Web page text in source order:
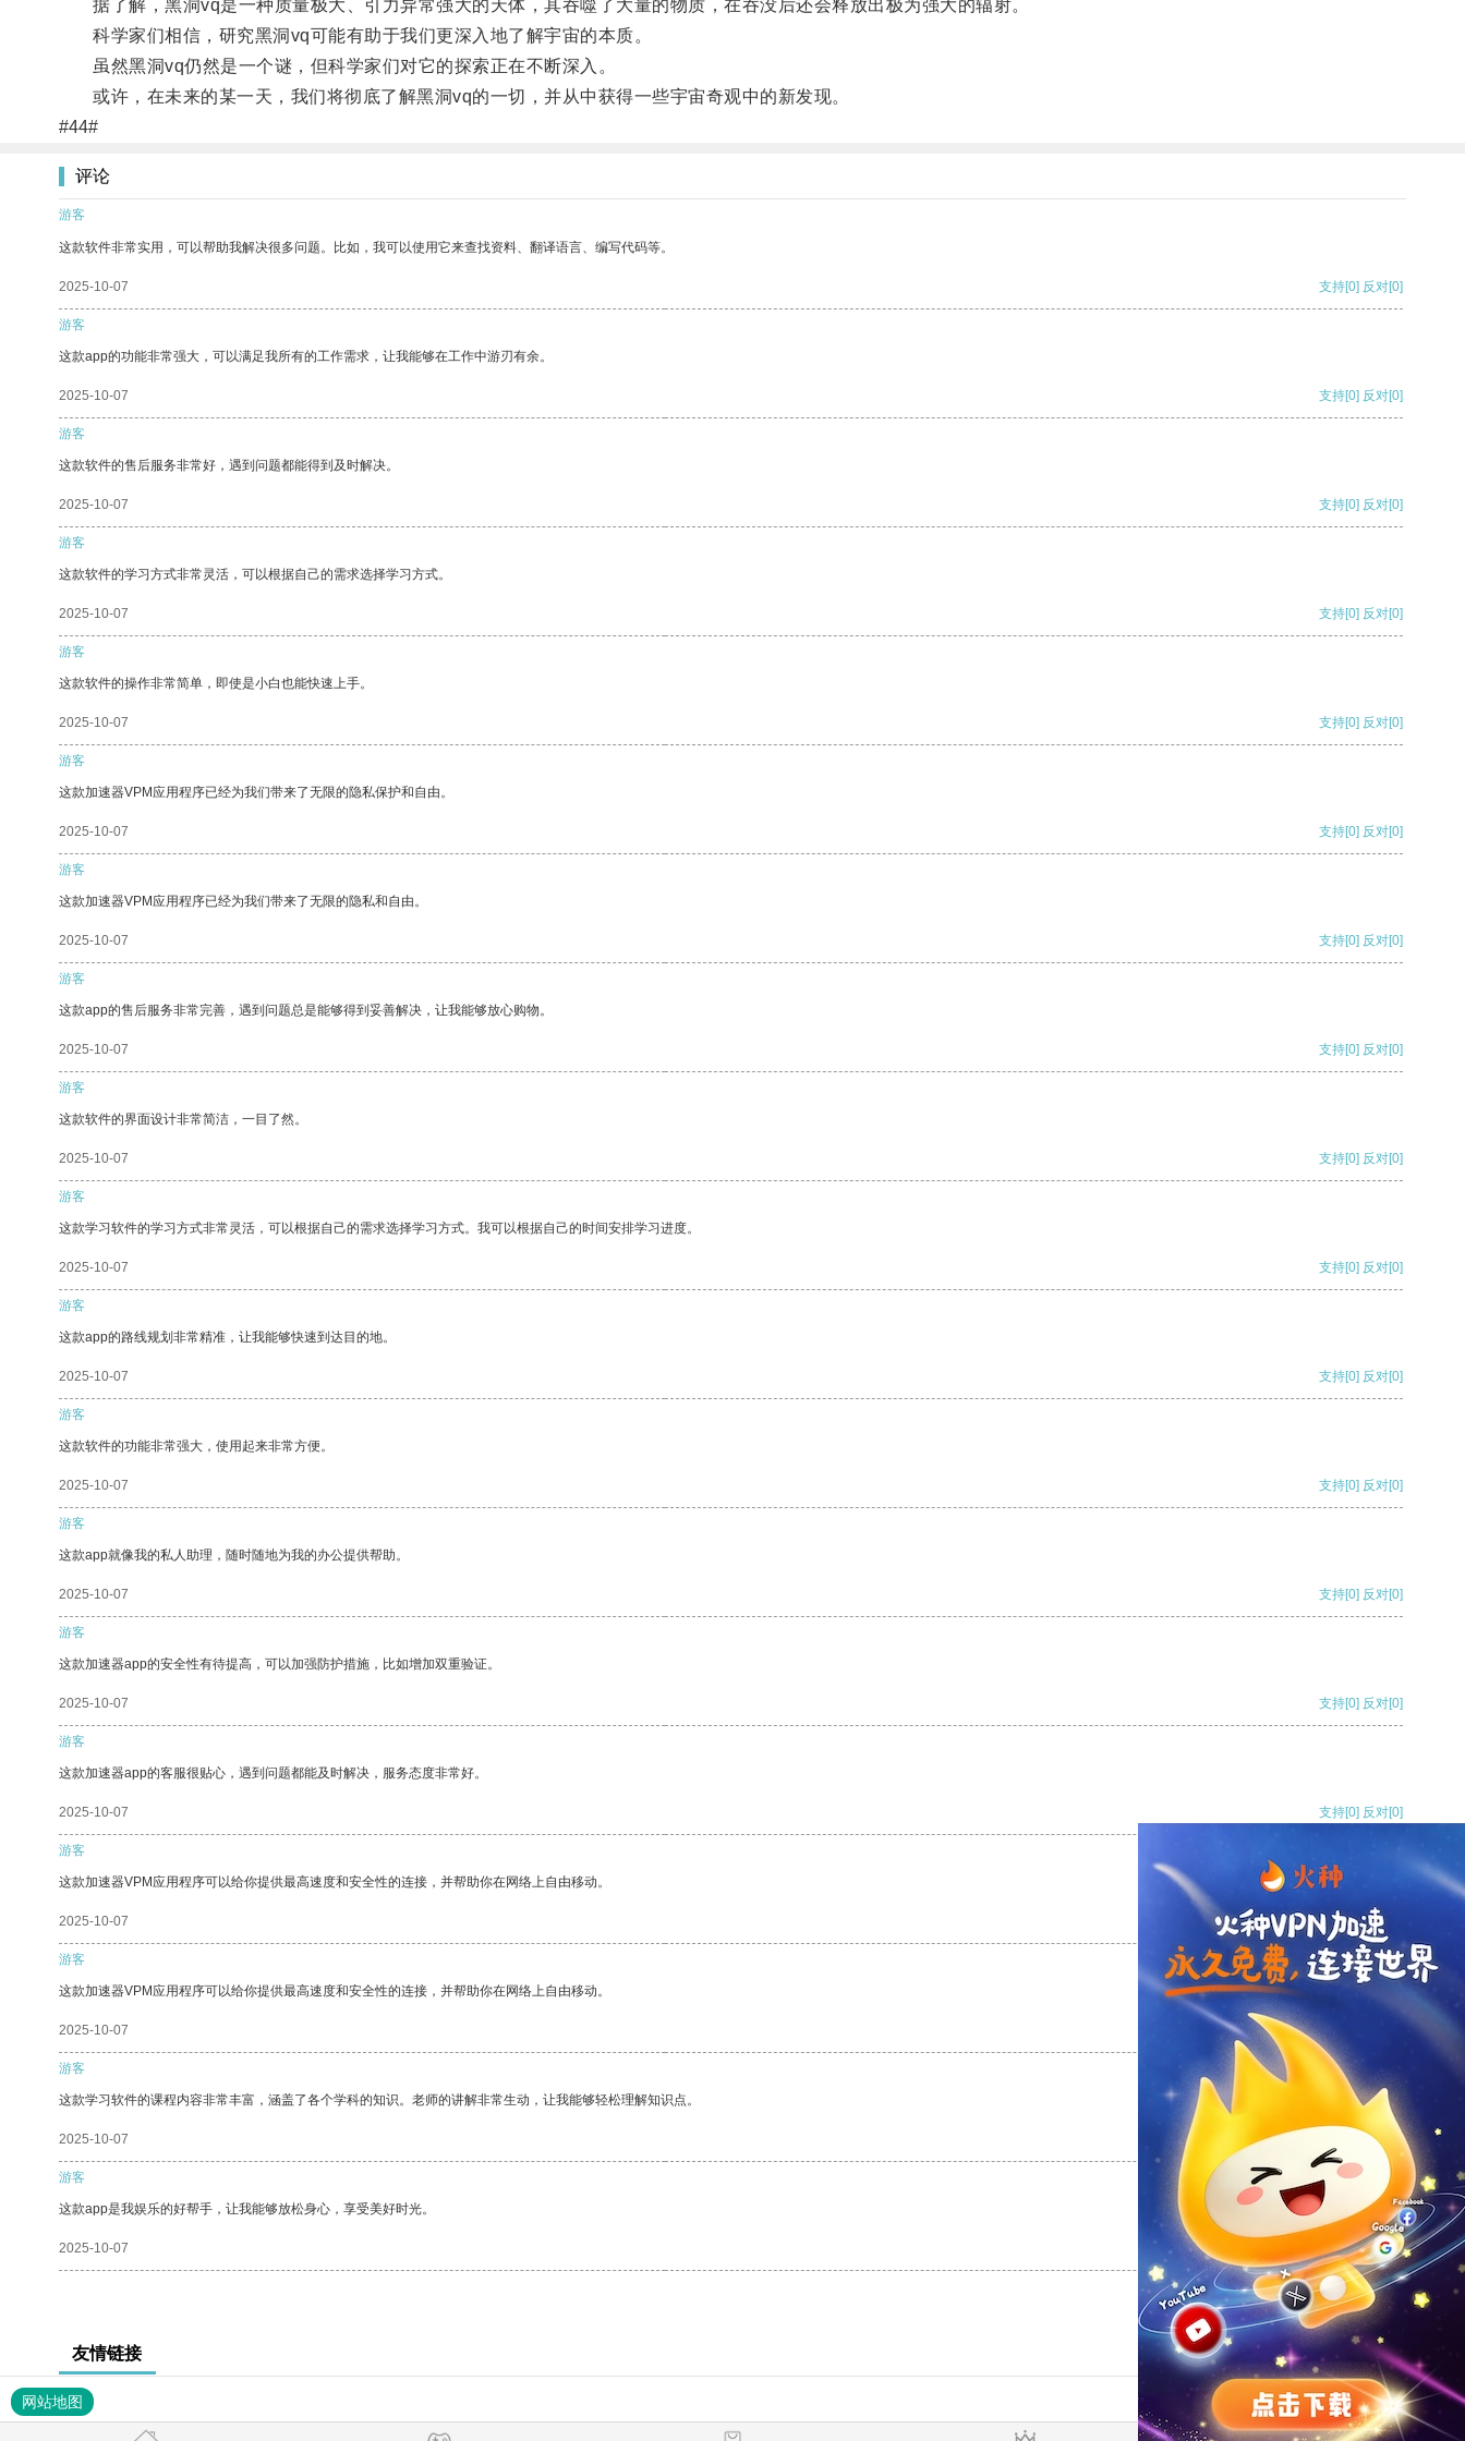
据了解，黑洞vq是一种质量极大、引力异常强大的天体，其吞噬了大量的物质，在吞没后还会释放出极为强大的辐射。
科学家们相信，研究黑洞vq可能有助于我们更深入地了解宇宙的本质。
虽然黑洞vq仍然是一个谜，但科学家们对它的探索正在不断深入。
或许，在未来的某一天，我们将彻底了解黑洞vq的一切，并从中获得一些宇宙奇观中的新发现。
#44#
评论
游客
这款软件非常实用，可以帮助我解决很多问题。比如，我可以使用它来查找资料、翻译语言、编写代码等。
2025-10-07 支持[0] 反对[0]
游客
这款app的功能非常强大，可以满足我所有的工作需求，让我能够在工作中游刃有余。
2025-10-07 支持[0] 反对[0]
游客
这款软件的售后服务非常好，遇到问题都能得到及时解决。
2025-10-07 支持[0] 反对[0]
游客
这款软件的学习方式非常灵活，可以根据自己的需求选择学习方式。
2025-10-07 支持[0] 反对[0]
游客
这款软件的操作非常简单，即使是小白也能快速上手。
2025-10-07 支持[0] 反对[0]
游客
这款加速器VPM应用程序已经为我们带来了无限的隐私保护和自由。
2025-10-07 支持[0] 反对[0]
游客
这款加速器VPM应用程序已经为我们带来了无限的隐私和自由。
2025-10-07 支持[0] 反对[0]
游客
这款app的售后服务非常完善，遇到问题总是能够得到妥善解决，让我能够放心购物。
2025-10-07 支持[0] 反对[0]
游客
这款软件的界面设计非常简洁，一目了然。
2025-10-07 支持[0] 反对[0]
游客
这款学习软件的学习方式非常灵活，可以根据自己的需求选择学习方式。我可以根据自己的时间安排学习进度。
2025-10-07 支持[0] 反对[0]
游客
这款app的路线规划非常精准，让我能够快速到达目的地。
2025-10-07 支持[0] 反对[0]
游客
这款软件的功能非常强大，使用起来非常方便。
2025-10-07 支持[0] 反对[0]
游客
这款app就像我的私人助理，随时随地为我的办公提供帮助。
2025-10-07 支持[0] 反对[0]
游客
这款加速器app的安全性有待提高，可以加强防护措施，比如增加双重验证。
2025-10-07 支持[0] 反对[0]
游客
这款加速器app的客服很贴心，遇到问题都能及时解决，服务态度非常好。
2025-10-07 支持[0] 反对[0]
游客
这款加速器VPM应用程序可以给你提供最高速度和安全性的连接，并帮助你在网络上自由移动。
2025-10-07 支持[0] 反对
游客
这款加速器VPM应用程序可以给你提供最高速度和安全性的连接，并帮助你在网络上自由移动。
2025-10-07 支持
游客
这款学习软件的课程内容非常丰富，涵盖了各个学科的知识。老师的讲解非常生动，让我能够轻松理解知识点。
2025-10-07 反对 [0]
游客
这款app是我娱乐的好帮手，让我能够放松身心，享受美好时光。
2025-10-07 支持[0] 反对[0]
友情链接
网站地图